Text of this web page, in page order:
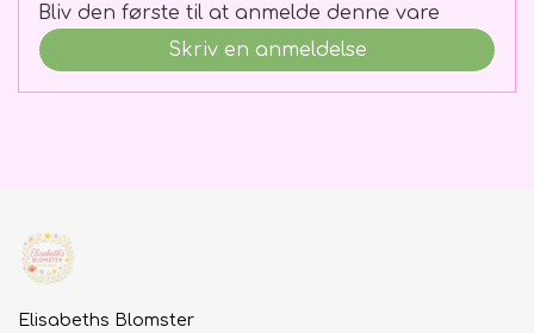
Bliv den første til at anmelde denne vare
Skriv en anmeldelse
Elisabeths Blomster